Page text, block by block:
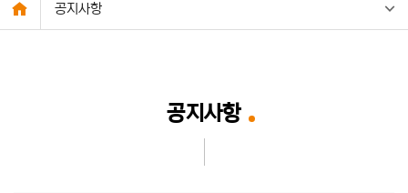
공지사항
공지사항